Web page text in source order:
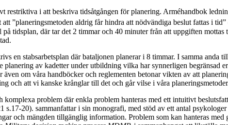
restriktiva i att beskriva tidsåtgången för planering. Arméhandbok
att ”planeringsmetoden aldrig får hindra att nödvändiga beslut fattas i
tidsplan, där tar det 2 timmar och 40 minuter från att uppgiften
en stabsarbetsplan där bataljonen planerar i 8 timmar. I samma anda
av kadetter under utbildning vilka har synnerligen begränsad
om våra handböcker och reglementen betonar vikten av att
och att vi kanske krånglar till det och går vilse i våra
problem där enkla problem hanteras med ett intuitivt
20). sammanfattar i sin monografi, med stöd av ett antal
och mängden tillgänglig information. Problem som kan hanteras